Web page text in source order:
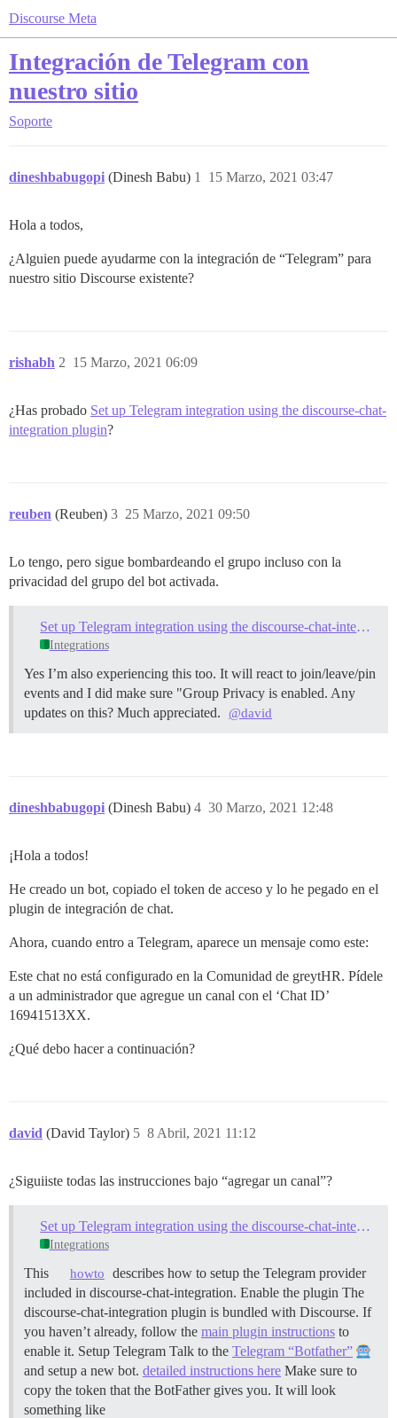
Discourse Meta
Integración de Telegram con
nuestro sitio
Soporte
dineshbabugopi (Dinesh Babu) 15 Marzo, 2021 03:47
1
Hola a todos,
¿Alguien puede ayudarme con la integración de “Telegram” para
nuestro sitio Discourse existente?
rishabh 15 Marzo, 2021 06:09
2
¿Has probado Set up Telegram integration using the discourse-chat-
integration plugin?
reuben (Reuben) 25 Marzo, 2021 09:50
3
Lo tengo, pero sigue bombardeando el grupo incluso con la
privacidad del grupo del bot activada.
Set up Telegram integration using the discourse-chat-integration plugin
Integrations
Yes I’m also experiencing this too. It will react to join/leave/pin
events and I did make sure "Group Privacy is enabled. Any
updates on this? Much appreciated.
@david
dineshbabugopi (Dinesh Babu) 30 Marzo, 2021 12:48
4
¡Hola a todos!
He creado un bot, copiado el token de acceso y lo he pegado en el
plugin de integración de chat.
Ahora, cuando entro a Telegram, aparece un mensaje como este:
Este chat no está configurado en la Comunidad de greytHR. Pídele
a un administrador que agregue un canal con el ‘Chat ID’
16941513XX.
¿Qué debo hacer a continuación?
david (David Taylor) 8 Abril, 2021 11:12
5
¿Siguiiste todas las instrucciones bajo “agregar un canal”?
Set up Telegram integration using the discourse-chat-integration plugin
Integrations
This howto
describes how to setup the Telegram provider
included in discourse-chat-integration. Enable the plugin The
discourse-chat-integration plugin is bundled with Discourse. If
you haven’t already, follow the main plugin instructions to
enable it. Setup Telegram Talk to the Telegram “Botfather”
and setup a new bot. detailed instructions here Make sure to
copy the token that the BotFather gives you. It will look
something like